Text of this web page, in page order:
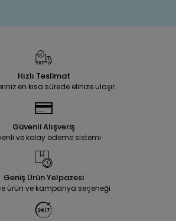
Hızlı Teslimat
en kısa sürede elinize ulaşır.
Güvenli Alışveriş
ve kolay ödeme sistemi
Geniş Ürün Yelpazesi
ürün ve kampanya seçeneği